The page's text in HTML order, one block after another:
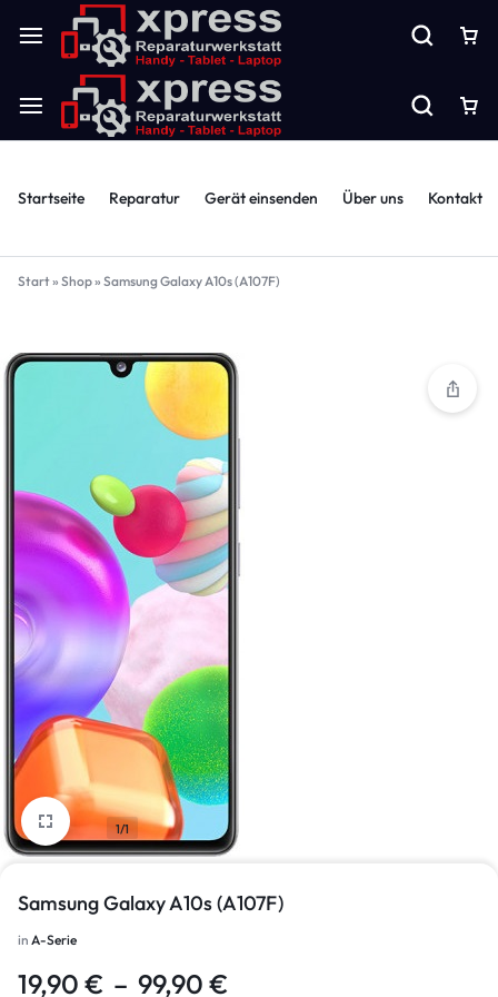
Startseite Reparatur Gerät einsenden Über uns Kontakt
Start» Shop» Samsung Galaxy A10s (A107F)
1/1
Samsung Galaxy A10s (A107F)
in A-Serie
19,90 € – 99,90 €